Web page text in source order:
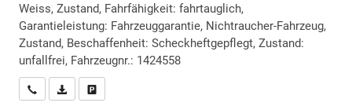
Weiss, Zustand, Fahrfähigkeit: fahrtauglich,
Garantieleistung: Fahrzeuggarantie, Nichtraucher-Fahrzeug,
Zustand, Beschaffenheit: Scheckheftgepflegt, Zustand:
unfallfrei, Fahrzeugnr.: 1424558
Wir rufen Sie anPDF-Datei, Fahrzeugexposé drucken